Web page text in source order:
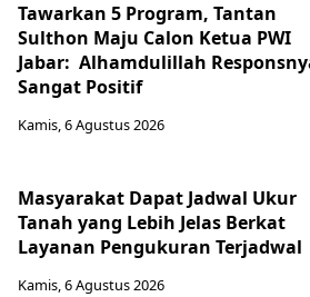
Tawarkan 5 Program, Tantan
Sulthon Maju Calon Ketua PWI
Jabar: Alhamdulillah
Sangat Positif
Kamis, 6 Agustus 2026
Masyarakat Dapat Jadwal Ukur
Tanah yang Lebih Jelas Berkat
Layanan Pengukuran Terjadwal
Kamis, 6 Agustus 2026